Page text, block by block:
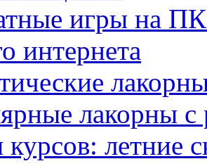
игры на
интернета
лакорны с
летние